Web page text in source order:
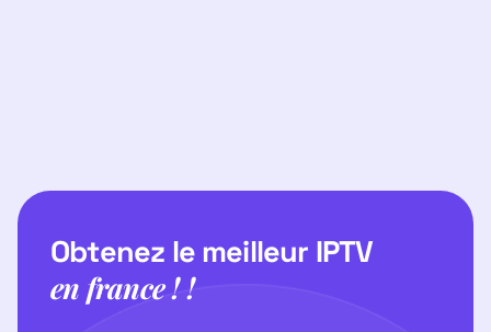
Obtenez le meilleur IPTV
en france ! !